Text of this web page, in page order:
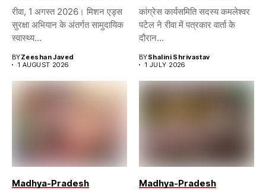
रीवा, 1 अगस्त 2026। मिशन एड्स
सुरक्षा अभियान के अंतर्गत सामुदायिक
स्वास्थ्य...
BYZeeshan Javed
1 AUGUST 2026
कांग्रेस कार्यसमिति सदस्य कमलेश्वर
पटेल ने रीवा में पत्रकार वार्ता के
दौरान...
BYShalini Shrivastav
1 JULY 2026
Madhya-Pradesh Madhya-Pradesh